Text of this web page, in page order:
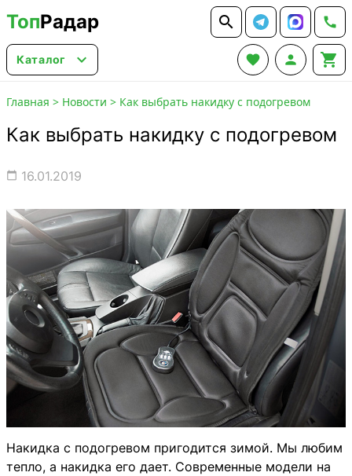
ТопРадар  
Каталог    
Главная > Новости > Как выбрать накидку с подогревом
Как выбрать накидку с подогревом
 16.01.2019
Накидка с подогревом пригодится зимой. Мы любим
тепло, а накидка его дает. Современные модели на